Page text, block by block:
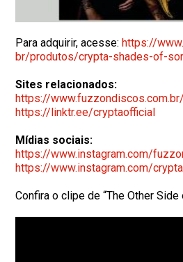
Para adquirir, acesse:https://
br/produtos/crypta-shades-of-
Sites relacionados:
https://www.fuzzondiscos.com.br/
https://linktr.ee/cryptaofficial
Mídias sociais:
https://www.instagram.com/
https://www.instagram.com/
Confira o clipe de “The Other Side